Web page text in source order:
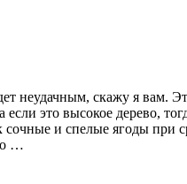
неудачным, скажу я вам.
это высокое дерево,
и спелые ягоды при
…